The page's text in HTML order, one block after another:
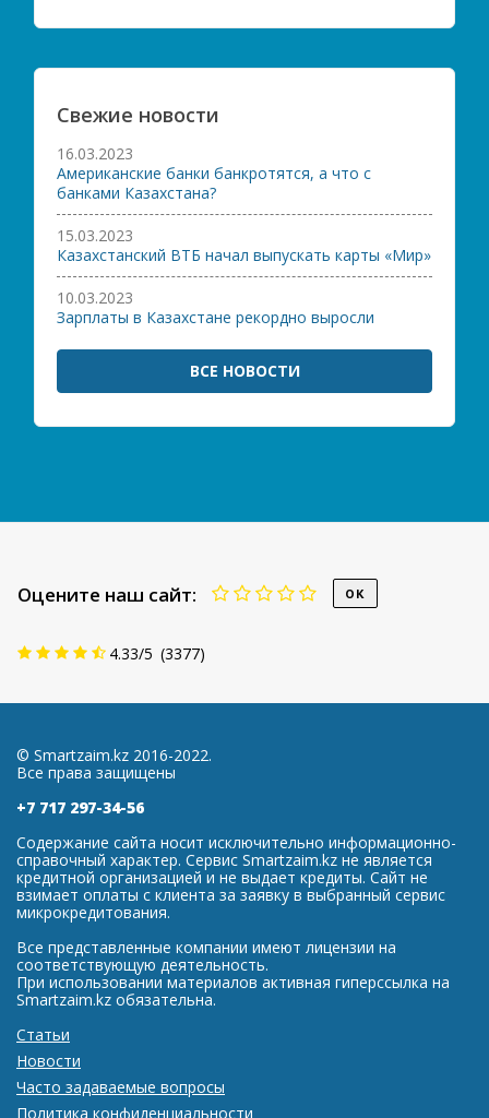
Свежие новости
16.03.2023
Американские банки банкротятся, а что с
банками Казахстана?
15.03.2023
Казахстанский ВТБ начал выпускать карты «Мир»
10.03.2023
Зарплаты в Казахстане рекордно выросли
ВСЕ НОВОСТИ
Оцените наш сайт:
4.33/5 (3377)
© Smartzaim.kz 2016-2022.
Все права защищены
+7 717 297-34-56
Содержание сайта носит исключительно информационно-
справочный характер. Сервис Smartzaim.kz не является
кредитной организацией и не выдает кредиты. Сайт не
взимает оплаты с клиента за заявку в выбранный сервис
микрокредитования.
Все представленные компании имеют лицензии на
соответствующую деятельность.
При использовании материалов активная гиперссылка на
Smartzaim.kz обязательна.
Статьи
Новости
Часто задаваемые вопросы
Политика конфиденциальности